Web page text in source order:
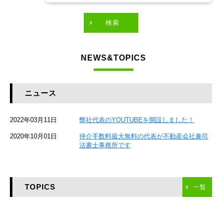
JR総武本線
京成本線
東海道新幹線
検索
NEWS&TOPICS
ニュース
2022年03月11日 弊社代表のYOUTUBEを開設しました！
2020年10月01日
仲介手数料最大無料の代表が不動産会社兼司
法書士事務所です
TOPICS 一覧